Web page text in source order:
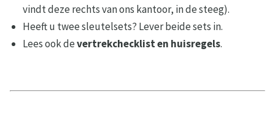
vindt deze rechts van ons kantoor, in de steeg).
Heeft u twee sleutelsets? Lever beide sets in.
Lees ook devertrekchecklist en huisregels.